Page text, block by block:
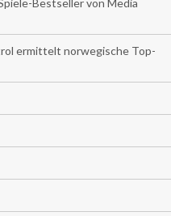
Bestseller von Media
ermittelt norwegische Top-